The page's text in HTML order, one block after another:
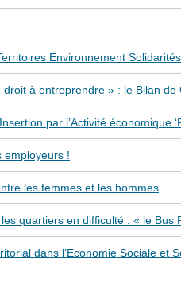
Environnement Solidarités
à entreprendre » : le Bilan
par l’Activité économique
employeurs !
les femmes et les hommes
quartiers en difficulté : « le Bus
dans l’Economie Sociale et